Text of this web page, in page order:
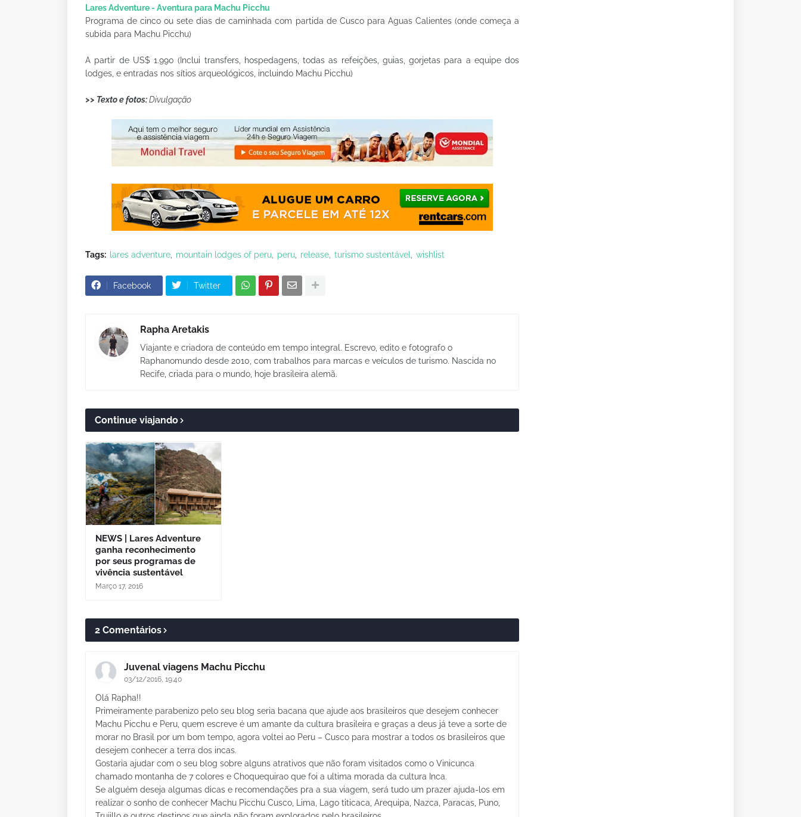
Lares Adventure - Aventura para Machu Picchu
Programa de cinco ou sete dias de caminhada com partida de Cusco para Aguas Calientes (onde começa a
subida para Machu Picchu)
A partir de US$ 1.990 (Inclui transfers, hospedagens, todas as refeições, guias, gorjetas para a equipe dos
lodges, e entradas nos sítios arqueológicos, incluindo Machu Picchu)
>> Texto e fotos:Divulgação
Tags: lares adventure mountain lodges of peru peru release turismo sustentável wishlist
Facebook Twitter
Rapha Aretakis
Viajante e criadora de conteúdo em tempo integral. Escrevo, edito e fotografo o
Raphanomundo desde 2010, com trabalhos para marcas e veículos de turismo. Nascida no
Recife, criada para o mundo, hoje brasileira alemã.
Continue viajando
NEWS | Lares Adventure
ganha reconhecimento
por seus programas de
vivência sustentável
Março 17, 2016
2 Comentários
Juvenal viagens Machu Picchu
03/12/2016, 19:40
Olá Rapha!!
Primeiramente parabenizo pelo seu blog seria bacana que ajude aos brasileiros que desejem conhecer
Machu Picchu e Peru, quem escreve é um amante da cultura brasileira e graças a deus já teve a sorte de
morar no Brasil por um bom tempo, agora voltei ao Peru – Cusco para mostrar a todos os brasileiros que
desejem conhecer a terra dos incas.
Gostaria ajudar com o seu blog sobre alguns atrativos que não foram visitados como o Vinicunca
chamado montanha de 7 colores e Choquequirao que foi a ultima morada da cultura Inca.
Se alguém deseja algumas dicas e recomendações pra a sua viagem, será tudo um prazer ajuda-los em
realizar o sonho de conhecer Machu Picchu Cusco, Lima, Lago titicaca, Arequipa, Nazca, Paracas, Puno,